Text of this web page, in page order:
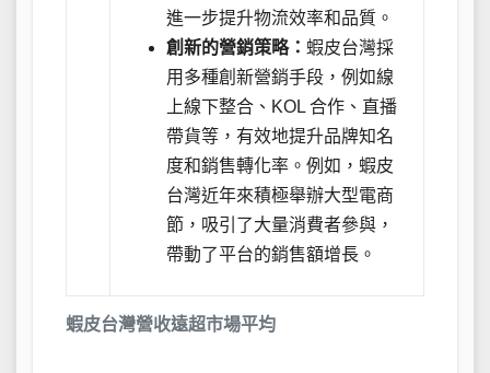
蝦皮台灣營收遠超市場平均
進一步提升物流效率和品質。
創新的營銷策略：蝦皮台灣採
用多種創新營銷手段，例如線
上線下整合、KOL 合作、直播
帶貨等，有效地提升品牌知名
度和銷售轉化率。例如，蝦皮
台灣近年來積極舉辦大型電商
節，吸引了大量消費者參與，
帶動了平台的銷售額增長。